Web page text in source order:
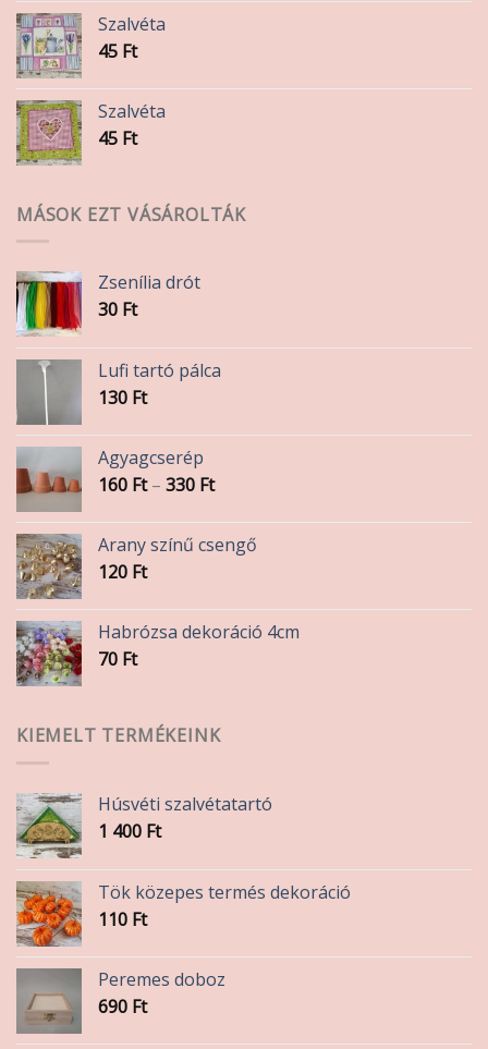
Szalvéta
45 Ft
Szalvéta
45 Ft
MÁSOK EZT VÁSÁROLTÁK
Zsenília drót
30 Ft
Lufi tartó pálca
130 Ft
Agyagcserép
160 Ft – 330 FtÁrtartomány:
-
330 Ft
Arany színű csengő
120 Ft
Habrózsa dekoráció 4cm
70 Ft
KIEMELT TERMÉKEINK
Húsvéti szalvétatartó
1 400 Ft
Tök közepes termés dekoráció
110 Ft
Peremes doboz
690 Ft